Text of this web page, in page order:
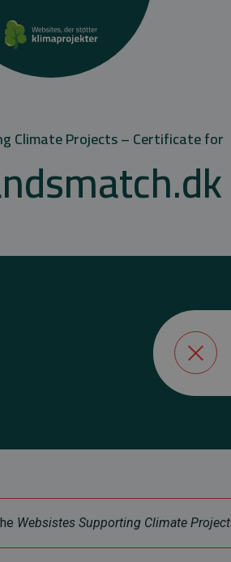
Climate Projects – Certificate for
Websistes Supporting Climate